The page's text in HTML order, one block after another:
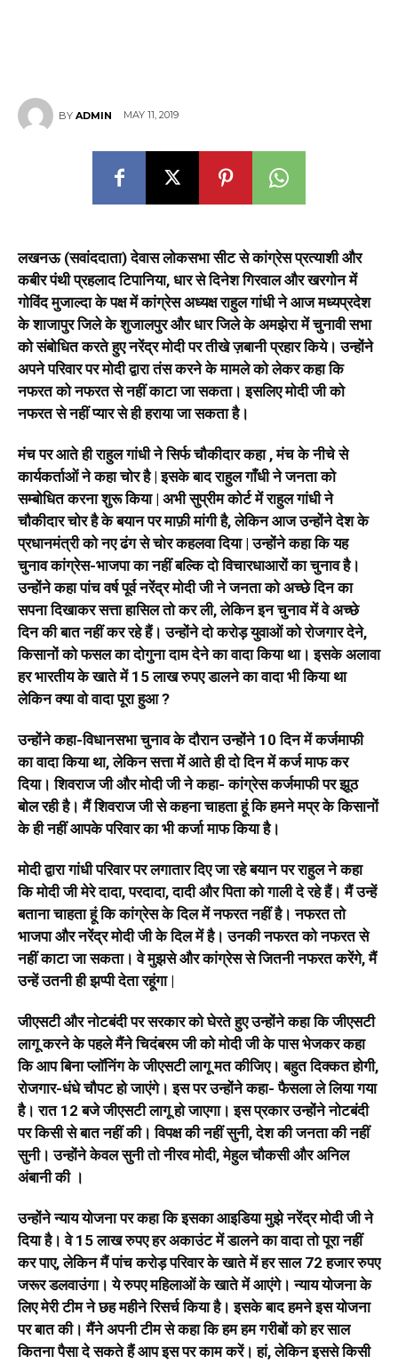
BY ADMIN MAY 11, 2019
लखनऊ (सवांददाता) देवास लोकसभा सीट से कांग्रेस प्रत्याशी और
कबीर पंथी प्रहलाद टिपानिया, धार से दिनेश गिरवाल और खरगोन में
गोविंद मुजाल्दा के पक्ष में कांग्रेस अध्यक्ष राहुल गांधी ने आज मध्यप्रदेश
के शाजापुर जिले के शुजालपुर और धार जिले के अमझेरा में चुनावी सभा
को संबोधित करते हुए नरेंद्र मोदी पर तीखे ज़बानी प्रहार किये। उन्होंने
अपने परिवार पर मोदी द्वारा तंस करने के मामले को लेकर कहा कि
नफरत को नफरत से नहीं काटा जा सकता। इसलिए मोदी जी को
नफरत से नहीं प्यार से ही हराया जा सकता है।
मंच पर आते ही राहुल गांधी ने सिर्फ चौकीदार कहा , मंच के नीचे से
कार्यकर्ताओं ने कहा चोर है | इसके बाद राहुल गाँधी ने जनता को
सम्बोधित करना शुरू किया | अभी सुप्रीम कोर्ट में राहुल गांधी ने
चौकीदार चोर है के बयान पर माफ़ी मांगी है, लेकिन आज उन्होंने देश के
प्रधानमंत्री को नए ढंग से चोर कहलवा दिया | उन्होंने कहा कि यह
चुनाव कांग्रेस-भाजपा का नहीं बल्कि दो विचारधाआरों का चुनाव है।
उन्होंने कहा पांच वर्ष पूर्व नरेंद्र मोदी जी ने जनता को अच्छे दिन का
सपना दिखाकर सत्ता हासिल तो कर ली, लेकिन इन चुनाव में वे अच्छे
दिन की बात नहीं कर रहे हैं। उन्होंने दो करोड़ युवाओं को रोजगार देने,
किसानों को फसल का दोगुना दाम देने का वादा किया था। इसके अलावा
हर भारतीय के खाते में 15 लाख रुपए डालने का वादा भी किया था
लेकिन क्या वो वादा पूरा हुआ ?
उन्होंने कहा-विधानसभा चुनाव के दौरान उन्होंने 10 दिन में कर्जमाफी
का वादा किया था, लेकिन सत्ता में आते ही दो दिन में कर्ज माफ कर
दिया। शिवराज जी और मोदी जी ने कहा- कांग्रेस कर्जमाफी पर झूठ
बोल रही है। मैं शिवराज जी से कहना चाहता हूं कि हमने मप्र के किसानों
के ही नहीं आपके परिवार का भी कर्जा माफ किया है।
मोदी द्वारा गांधी परिवार पर लगातार दिए जा रहे बयान पर राहुल ने कहा
कि मोदी जी मेरे दादा, परदादा, दादी और पिता को गाली दे रहे हैं। मैं उन्हें
बताना चाहता हूं कि कांग्रेस के दिल में नफरत नहीं है। नफरत तो
भाजपा और नरेंद्र मोदी जी के दिल में है। उनकी नफरत को नफरत से
नहीं काटा जा सकता। वे मुझसे और कांग्रेस से जितनी नफरत करेंगे, मैं
उन्हें उतनी ही झप्पी देता रहूंगा |
जीएसटी और नोटबंदी पर सरकार को घेरते हुए उन्होंने कहा कि जीएसटी
लागू करने के पहले मैंने चिदंबरम जी को मोदी जी के पास भेजकर कहा
कि आप बिना प्लाॅनिंग के जीएसटी लागू मत कीजिए। बहुत दिक्कत होगी,
रोजगार-धंधे चौपट हो जाएंगे। इस पर उन्होंने कहा- फैसला ले लिया गया
है। रात 12 बजे जीएसटी लागू हो जाएगा। इस प्रकार उन्होंने नोटबंदी
पर किसी से बात नहीं की। विपक्ष की नहीं सुनी, देश की जनता की नहीं
सुनी। उन्होंने केवल सुनी तो नीरव मोदी, मेहुल चौकसी और अनिल
अंबानी की ।
उन्होंने न्याय योजना पर कहा कि इसका आइडिया मुझे नरेंद्र मोदी जी ने
दिया है। वे 15 लाख रुपए हर अकाउंट में डालने का वादा तो पूरा नहीं
कर पाए, लेकिन मैं पांच करोड़ परिवार के खाते में हर साल 72 हजार रुपए
जरूर डलवाउंगा। ये रुपए महिलाओं के खाते में आएंगे। न्याय योजना के
लिए मेरी टीम ने छह महीने रिसर्च किया है। इसके बाद हमने इस योजना
पर बात की। मैंने अपनी टीम से कहा कि हम हम गरीबों को हर साल
कितना पैसा दे सकते हैं आप इस पर काम करें। हां, लेकिन इससे किसी